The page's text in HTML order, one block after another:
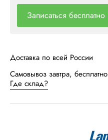
Записаться бесплатно
Доставка по всей России
Самовывоз завтра, бесплатно
Где склад?